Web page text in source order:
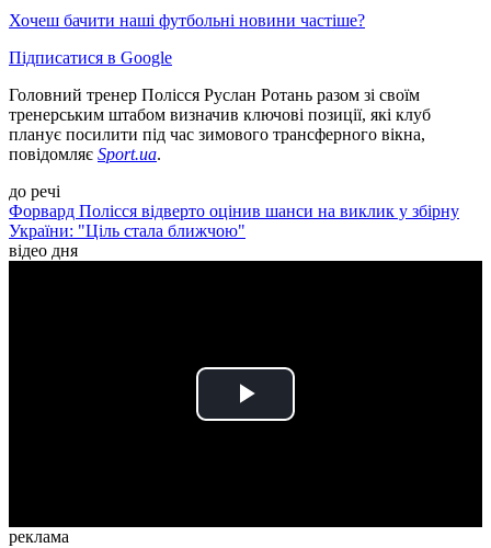
Хочеш бачити наші футбольні новини частіше?
Підписатися в Google
Головний тренер Полісся Руслан Ротань разом зі своїм
тренерським штабом визначив ключові позиції, які клуб
планує посилити під час зимового трансферного вікна,
повідомляє Sport.ua.
до речі
Форвард Полісся відверто оцінив шанси на виклик у збірну
України: "Ціль стала ближчою"
відео дня
Play
реклама